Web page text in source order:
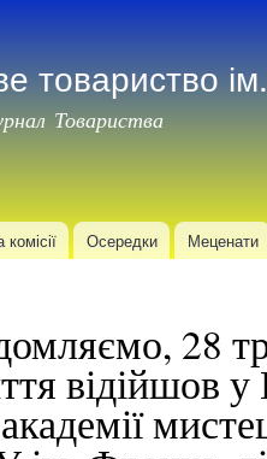
товариство
Товариства
комісії Осередки Меценати
28
відійшов у